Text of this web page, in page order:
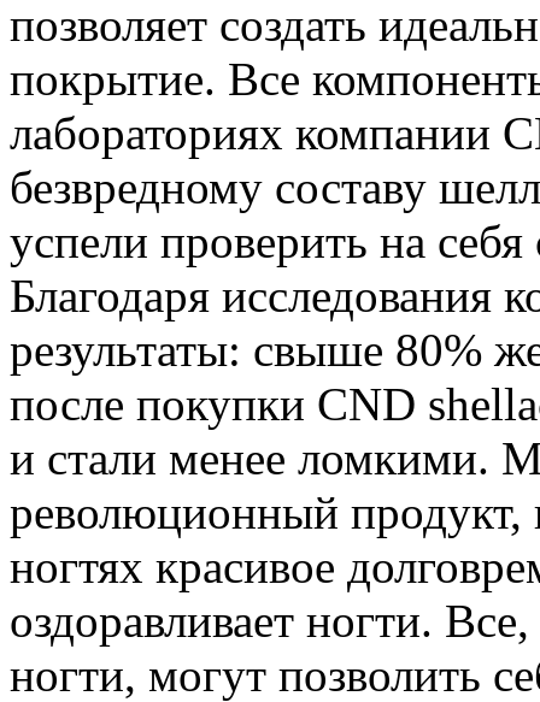
позволяет создать
покрытие. Все
лабораториях компании
безвредному составу
успели проверить на
Благодаря исследования
результаты: свыше 80%
после покупки CND
и стали менее ломкими.
революционный продукт,
ногтях красивое
оздоравливает ногти.
ногти, могут позволить